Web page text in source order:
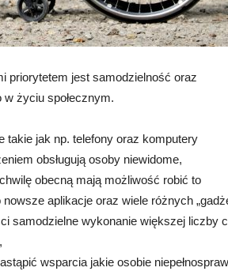
priorytetem jest samodzielność oraz
życiu społecznym.
takie jak np. telefony oraz komputery
obsługują osoby niewidome,
obecną mają możliwość robić to
aplikacje oraz wiele różnych
samodzielne wykonanie większej liczby
wsparcia jakie osobie